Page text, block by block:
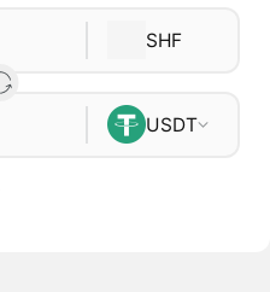
SHF
USDT